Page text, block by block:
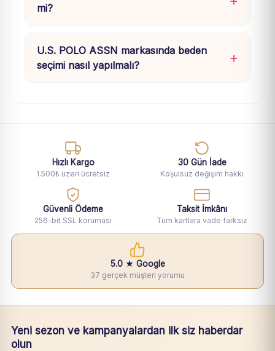
mi?
U.S. POLO ASSN markasında beden
seçimi nasıl yapılmalı?
Hızlı Kargo
1.500₺ üzeri ücretsiz
30 Gün İade
Koşulsuz değişim hakkı
Güvenli Ödeme
256-bit SSL koruması
Taksit İmkânı
Tüm kartlara vade farksız
5.0 ★ Google
37 gerçek müşteri yorumu
Yeni sezon ve kampanyalardan ilk siz haberdar
olun